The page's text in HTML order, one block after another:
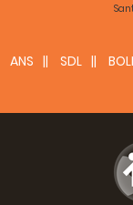
ANS SDL